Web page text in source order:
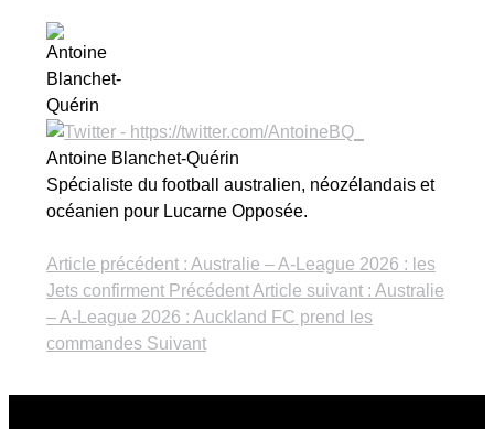
Antoine Blanchet-Quérin
Spécialiste du football australien, néozélandais et
océanien pour Lucarne Opposée.
Article précédent : Australie – A-League 2026 : les
Jets confirment PrécédentArticle suivant : Australie
– A-League 2026 : Auckland FC prend les
commandes Suivant